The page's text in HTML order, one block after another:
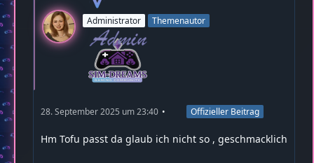
Administrator Themenautor
28. September 2025 um 23:40 Offizieller Beitrag
Hm Tofu passt da glaub ich nicht so , geschmacklich